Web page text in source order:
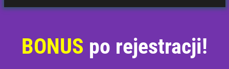
BONUS po rejestracji!